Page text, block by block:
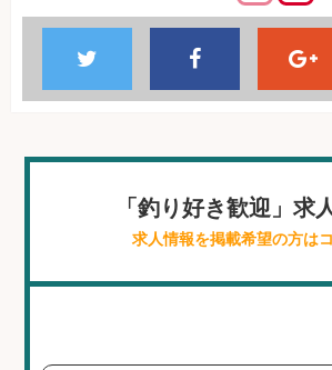
「釣り好き歓迎」求
求人情報を掲載希望の方は